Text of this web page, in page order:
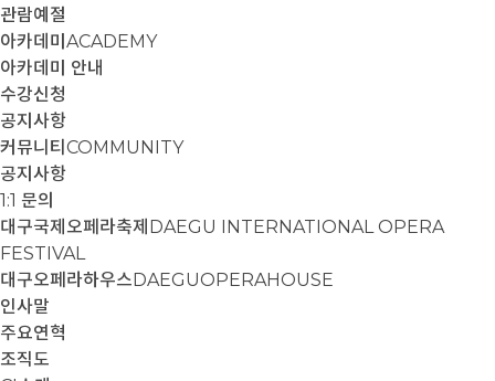
관람예절
아카데미 ACADEMY
아카데미 안내
수강신청
공지사항
커뮤니티 COMMUNITY
공지사항
1:1 문의
대구국제오페라축제 DAEGU INTERNATIONAL OPERA
FESTIVAL
대구오페라하우스DAEGUOPERAHOUSE
인사말
주요연혁
조직도